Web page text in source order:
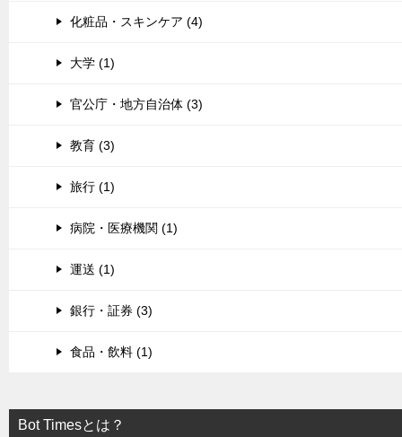
化粧品・スキンケア (4)
大学 (1)
官公庁・地方自治体 (3)
教育 (3)
旅行 (1)
病院・医療機関 (1)
運送 (1)
銀行・証券 (3)
食品・飲料 (1)
Bot Timesとは？